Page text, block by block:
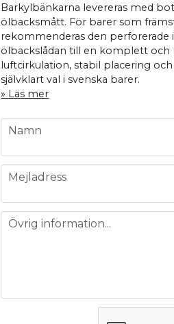
Barkylbänkarna levereras med
ölbacksmått. För barer som
rekommenderas den perforerade
ölbackslådan till en komplett och
luftcirkulation, stabil placering
självklart val i svenska barer.
Läs mer
name
Namn
email
Mejladress
message
Övrig information...